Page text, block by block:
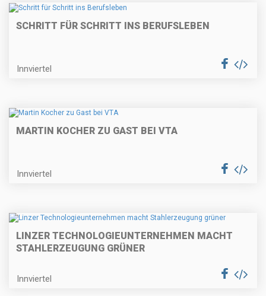
SCHRITT FÜR SCHRITT INS BERUFSLEBEN
Innviertel
MARTIN KOCHER ZU GAST BEI VTA
Innviertel
LINZER TECHNOLOGIEUNTERNEHMEN MACHT
STAHLERZEUGUNG GRÜNER
Innviertel